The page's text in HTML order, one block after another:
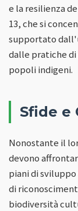
e la resilienza
13, che si
supportato
dalle pratiche
popoli indigeni.
Sfide e
Nonostante il
devono
piani di
di
biodiversità